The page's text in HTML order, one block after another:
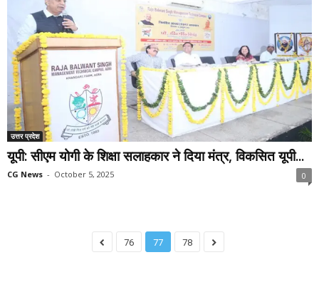
उत्तर प्रदेश
यूपी: सीएम योगी के शिक्षा सलाहकार ने दिया मंत्र, विकसित यूपी...
CG News - October 5, 2025 0
76 77 78